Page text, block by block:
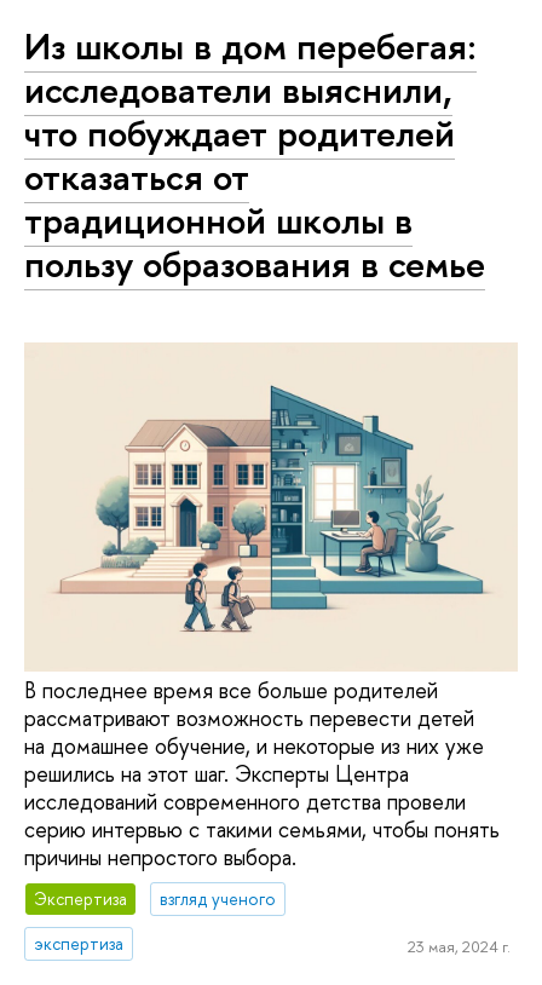
Из школы в дом перебегая:
исследователи выяснили,
что побуждает родителей
отказаться от
традиционной школы в
пользу образования в семье
В последнее время все больше родителей
рассматривают возможность перевести детей
на домашнее обучение, и некоторые из них уже
решились на этот шаг. Эксперты Центра
исследований современного детства провели
серию интервью с такими семьями, чтобы понять
причины непростого выбора.
Экспертиза
взгляд ученого
экспертиза
23 мая, 2024 г.